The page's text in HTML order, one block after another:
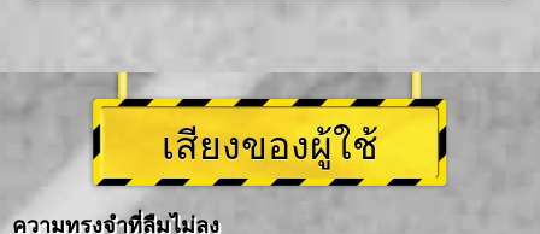
เสียงของผู้ใช้
ความทรงจำที่ลืมไม่ลง